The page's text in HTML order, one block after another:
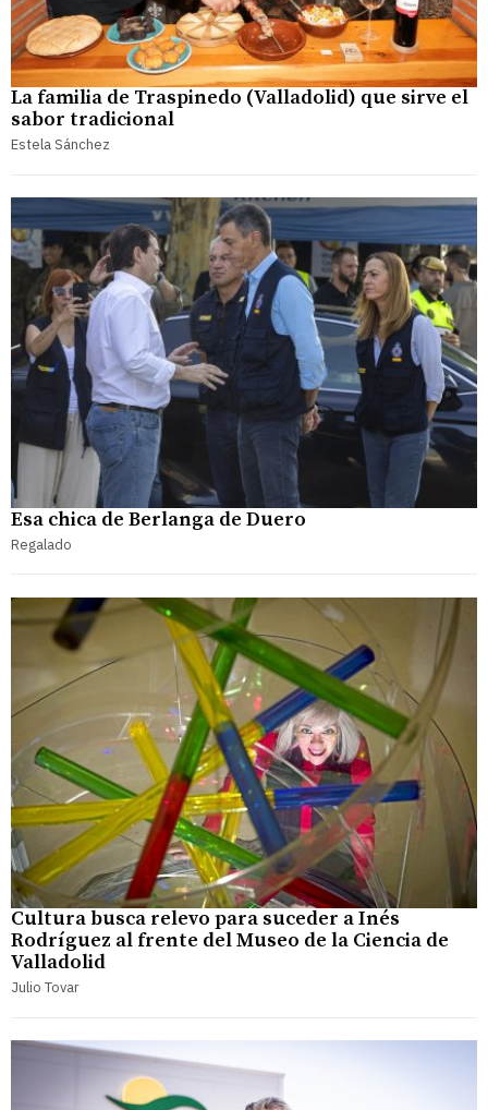
La familia de Traspinedo (Valladolid) que sirve el
sabor tradicional
Estela Sánchez
Esa chica de Berlanga de Duero
Regalado
Cultura busca relevo para suceder a Inés
Rodríguez al frente del Museo de la Ciencia de
Valladolid
Julio Tovar